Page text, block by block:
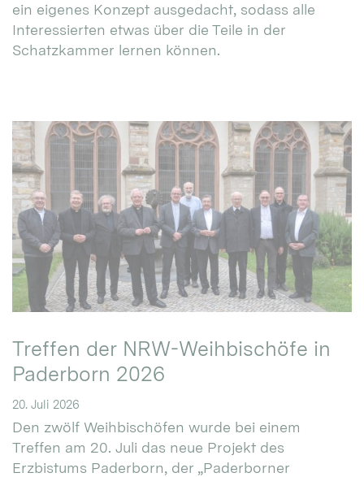
ein eigenes Konzept ausgedacht, sodass alle
Interessierten etwas über die Teile in der
Schatzkammer lernen können.
Treffen der NRW-Weihbischöfe in
Paderborn 2026
20. Juli 2026
Den zwölf Weihbischöfen wurde bei einem
Treffen am 20. Juli das neue Projekt des
Erzbistums Paderborn, der „Paderborner